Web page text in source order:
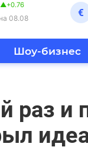
▲+0.76
08.08 €
Шоу-бизнес
раз и